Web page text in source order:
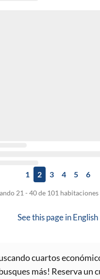
1 2 3 4 5 6
21 - 40 de 101
See this page inEnglish
cuartos
más! Reserva un